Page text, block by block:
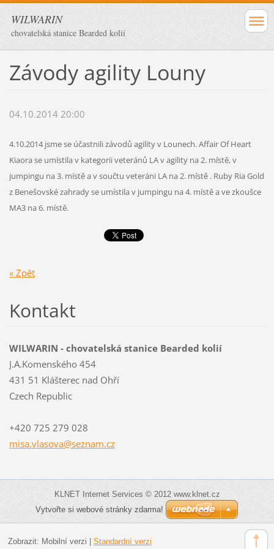
WILWARIN
chovatelská stanice Bearded kolií
Závody agility Louny
04.10.2014 20:00
4.10.2014 jsme se účastnili závodů agility v Lounech. Affair Of Heart
Kiaora se umístila v kategorii veteránů LA v agility na 2. místě, v
jumpingu na 3. místě a v součtu veteráni LA na 2. místě . Ruby Ria Gold
z Benešovské zahrady se umístila v jumpingu na 4. místě a ve zkoušce
MA3 na 6. místě.
« Zpět
Kontakt
WILWARIN - chovatelská stanice Bearded kolií
J.A.Komenského 454
431 51 Klášterec nad Ohří
Czech Republic
+420 725 279 028
misa.vlasova@seznam.cz
KLNET Internet Services © 2012 www.klnet.cz
Vytvořte si webové stránky zdarma!
Zobrazit: Mobilní verzi Standardní verzi